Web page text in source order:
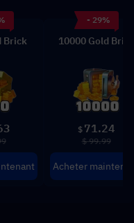
Brick
- 29%
10000 Gold Brick
$ 71.24
$ 99.99
Acheter